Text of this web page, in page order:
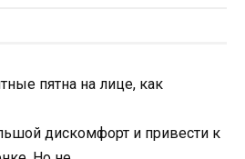
пятна на лице, как
дискомфорт и привести к